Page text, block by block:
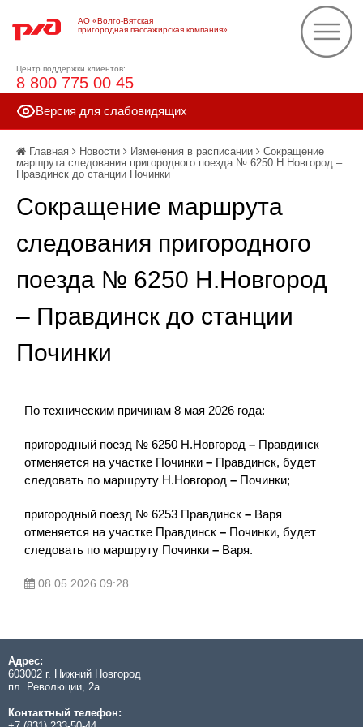
АО «Волго-Вятская
пригородная пассажирская компания»
Центр поддержки клиентов:
8 800 775 00 45
Версия для слабовидящих
Главная Новости Изменения в расписании
Сокращение
маршрута следования пригородного поезда № 6250 Н.Новгород –
Правдинск до станции Починки
Сокращение маршрута
следования пригородного
поезда № 6250 Н.Новгород
– Правдинск до станции
Починки
По техническим причинам 8 мая 2026 года:
пригородный поезд № 6250 Н.Новгород – Правдинск
отменяется на участке Починки – Правдинск, будет
следовать по маршруту Н.Новгород – Починки;
пригородный поезд № 6253 Правдинск – Варя
отменяется на участке Правдинск – Починки, будет
следовать по маршруту Починки – Варя.
08.05.2026 09:28
Адрес:
603002 г. Нижний Новгород
пл. Революции, 2а
Контактный телефон: